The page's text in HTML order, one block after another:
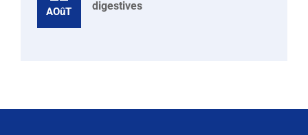
AOûT
digestives